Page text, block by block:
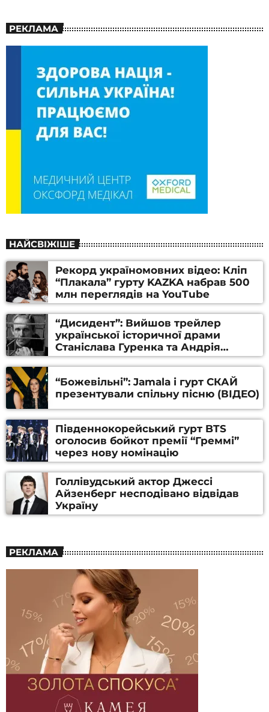
РЕКЛАМА
НАЙСВІЖІШЕ
Рекорд україномовних відео: Кліп
“Плакала” гурту KAZKA набрав 500
млн переглядів на YouTube
“Дисидент”: Вийшов трейлер
української історичної драми
Станіслава Гуренка та Андрія
Алфьорова (ВІДЕО)
“Божевільні”: Jamala і гурт СКАЙ
презентували спільну пісню (ВІДЕО)
Південнокорейський гурт BTS
оголосив бойкот премії “Греммі”
через нову номінацію
Голлівудський актор Джессі
Айзенберг несподівано відвідав
Україну
РЕКЛАМА